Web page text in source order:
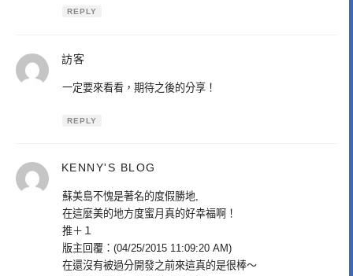
REPLY
訪客
一定要來看看，期待之後的分享！
REPLY
KENNY'S BLOG
蘇美島不愧是著名的度假勝地,
在這麼美的地方度蜜月真的好幸福啊！
推＋１
版主回覆：(04/25/2015 11:09:20 AM)
在還沒有被過分開發之前來這真的是很棒～